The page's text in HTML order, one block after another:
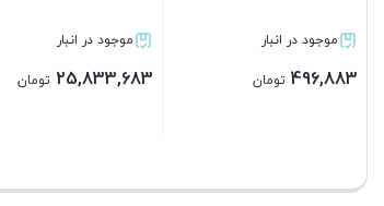
تومان تومان